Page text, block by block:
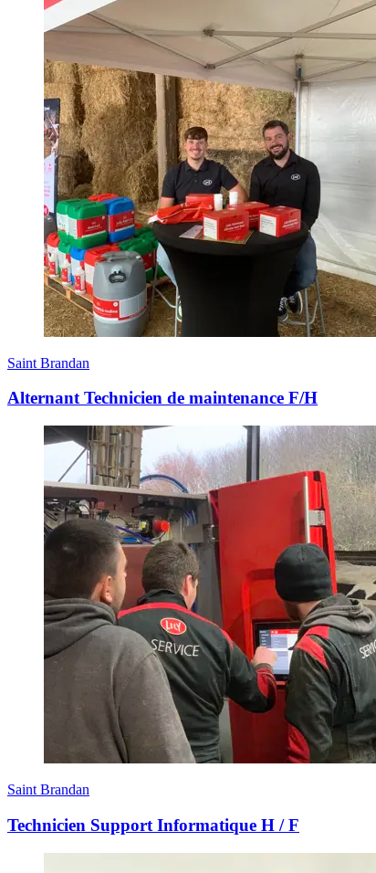
Saint Brandan
Alternant Technicien de maintenance F/H
Saint Brandan
Technicien Support Informatique H / F